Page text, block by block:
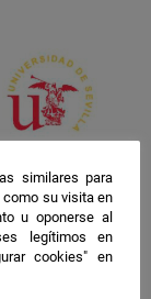
similares para
su visita en
u oponerse al
legítimos en
cookies" en